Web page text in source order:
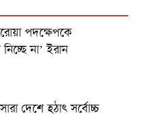
পদক্ষেপকে
না’ ইরান
দেশে হঠাৎ সর্বোচ্চ